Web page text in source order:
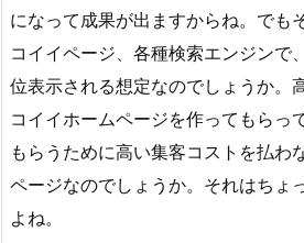
になって成果が出ますからね。でも
コイイページ、各種検索エンジンで
位表示される想定なのでしょうか。
コイイホームページを作ってもらっ
もらうために高い集客コストを払わ
ページなのでしょうか。それはちょ
よね。